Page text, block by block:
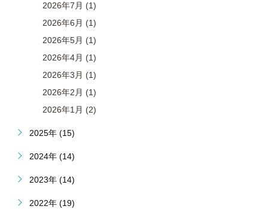
2026年7月 (1)
2026年6月 (1)
2026年5月 (1)
2026年4月 (1)
2026年3月 (1)
2026年2月 (1)
2026年1月 (2)
2025年 (15)
2024年 (14)
2023年 (14)
2022年 (19)